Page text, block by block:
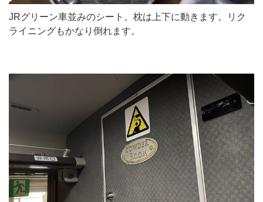
JRグリーン車並みのシート。枕は上下に動きます。リク
ライニングもかなり倒れます。